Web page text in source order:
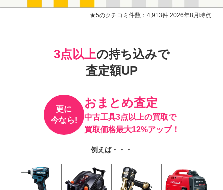
★5のクチコミ件数：4,913件 2026年8月時点
3点以上の持ち込みで
査定額UP
更に
今なら!
おまとめ査定
中古工具3点以上の買取で
買取価格最大12%アップ！
例えば・・・